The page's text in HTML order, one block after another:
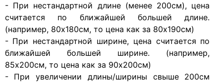
- При нестандартной длине (менее 200см), цена
считается по ближайшей большей длине.
(например, 80х180см, то цена как за 80х190см)
- При нестандартной ширине, цена считается по
ближайшей большей ширине. (например,
85х200см, то цена как за 90х200см)
- При увеличении длины/ширины свыше 200см